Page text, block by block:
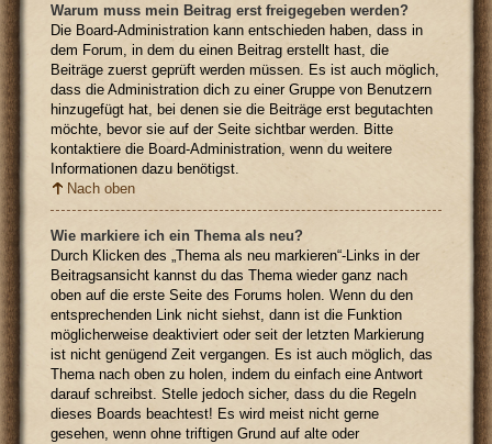
Warum muss mein Beitrag erst freigegeben werden?
Die Board-Administration kann entschieden haben, dass in
dem Forum, in dem du einen Beitrag erstellt hast, die
Beiträge zuerst geprüft werden müssen. Es ist auch möglich,
dass die Administration dich zu einer Gruppe von Benutzern
hinzugefügt hat, bei denen sie die Beiträge erst begutachten
möchte, bevor sie auf der Seite sichtbar werden. Bitte
kontaktiere die Board-Administration, wenn du weitere
Informationen dazu benötigst.
Nach oben
Wie markiere ich ein Thema als neu?
Durch Klicken des „Thema als neu markieren“-Links in der
Beitragsansicht kannst du das Thema wieder ganz nach
oben auf die erste Seite des Forums holen. Wenn du den
entsprechenden Link nicht siehst, dann ist die Funktion
möglicherweise deaktiviert oder seit der letzten Markierung
ist nicht genügend Zeit vergangen. Es ist auch möglich, das
Thema nach oben zu holen, indem du einfach eine Antwort
darauf schreibst. Stelle jedoch sicher, dass du die Regeln
dieses Boards beachtest! Es wird meist nicht gerne
gesehen, wenn ohne triftigen Grund auf alte oder